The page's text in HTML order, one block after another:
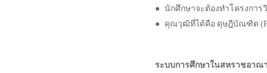
นักศึกษาจะต้องทำโครงการ
คุณวุฒิที่ได้คือ ดุษฎีบัณฑิต
ระบบการศึกษาในสหราชอาณ